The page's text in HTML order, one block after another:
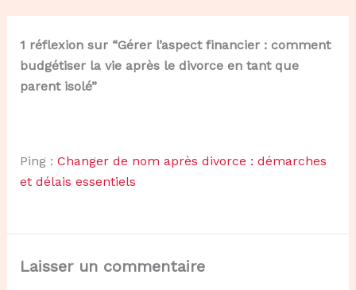
1 réflexion sur “Gérer l’aspect financier : comment
budgétiser la vie après le divorce en tant que
parent isolé”
Ping : Changer de nom après divorce : démarches
et délais essentiels
Laisser un commentaire